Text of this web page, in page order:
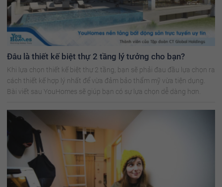
Đâu là thiết kế biệt thự 2 tầng lý tưởng cho bạn?
Khi lựa chọn thiết kế biệt thự 2 tầng, bạn sẽ phải đau đầu lựa chọn ra
cách thiết kế hợp lý nhất để vừa đảm bảo thẩm mỹ vừa tiện dụng.
Bài viết sau YouHomes sẽ giúp bạn có sự lựa chọn dễ dàng hơn.